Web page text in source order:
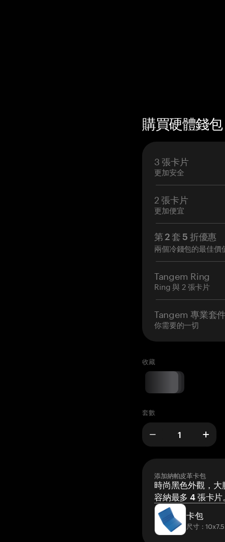
購買硬體錢
3 張卡片
更加安全
2 張卡片
更加便宜
第 2 套 5 折優惠
兩個冷錢包的最佳價
Tangem Ring
Ring 與 2 張卡片
Tangem 專業套
你需要的一切
收藏
套數
添加納帕皮革卡包
時尚黑色外觀，大
容納最多 4 張卡片
卡包
尺寸：